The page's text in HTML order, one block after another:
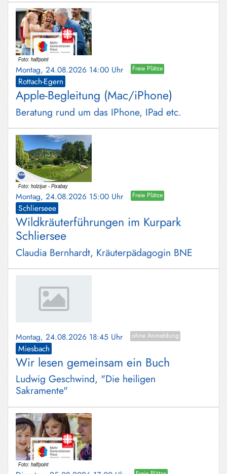
Montag, 24.08.2026 14:00 Uhr Freie Plätze
Rottach-Egern
Apple-Begleitung (Mac/iPhone)
Beratung rund um das IPhone, IPad etc.
Montag, 24.08.2026 15:00 Uhr Freie Plätze
Schlierseee
Wildkräuterführungen im Kurpark
Schliersee
Claudia Bernhardt, Kräuterpädagogin BNE
Montag, 24.08.2026 18:45 Uhr ohne Anmeldung
Miesbach
Wir lesen gemeinsam ein Buch
Ludwig Geschwind, "Die heiligen
Sakramente"